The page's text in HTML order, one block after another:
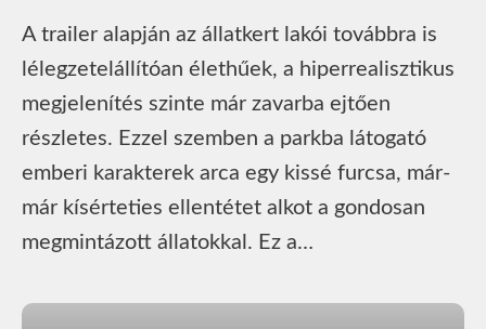
A trailer alapján az állatkert lakói továbbra is
lélegzetelállítóan élethűek, a hiperrealisztikus
megjelenítés szinte már zavarba ejtően
részletes. Ezzel szemben a parkba látogató
emberi karakterek arca egy kissé furcsa, már-
már kísérteties ellentétet alkot a gondosan
megmintázott állatokkal. Ez a…